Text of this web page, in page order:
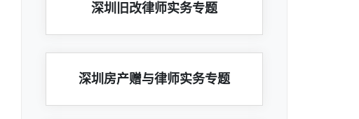
深圳旧改律师实务专题
深圳房产赠与律师实务专题